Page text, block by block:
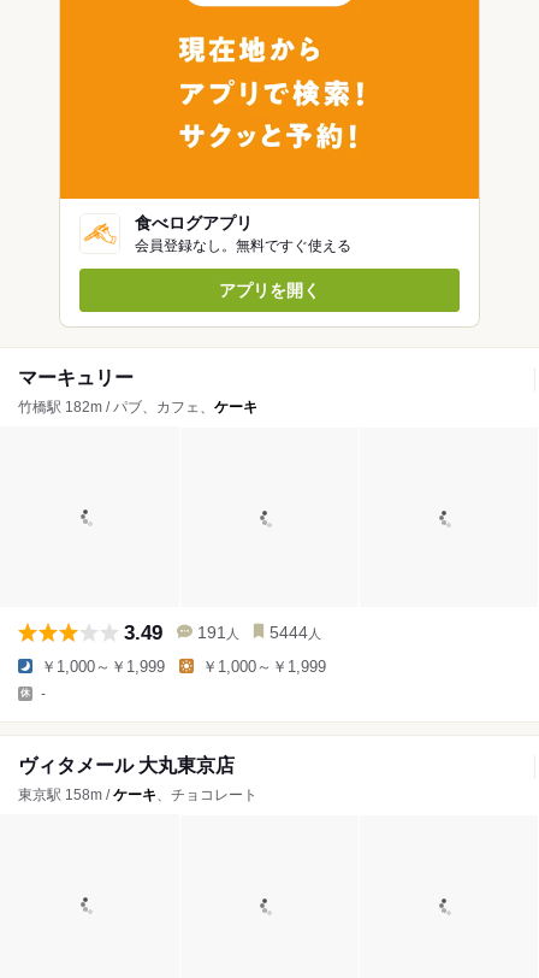
食べログアプリ
会員登録なし。無料ですぐ使える
アプリを開く
マーキュリー
竹橋駅 182m / パブ、カフェ、 ケーキ
3.49 191 人 5444 人
￥1,000～￥1,999 ￥1,000～￥1,999
-
ヴィタメール 大丸東京店
東京駅 158m /ケーキ、チョコレート